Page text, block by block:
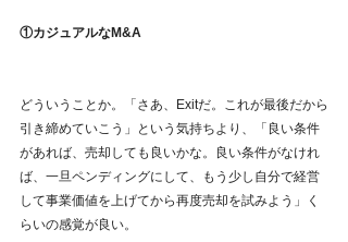
①カジュアルなM&A
どういうことか。「さあ、Exitだ。これが最後だから
引き締めていこう」という気持ちより、「良い条件
があれば、売却しても良いかな。良い条件がなけれ
ば、一旦ペンディングにして、もう少し自分で経営
して事業価値を上げてから再度売却を試みよう」く
らいの感覚が良い。